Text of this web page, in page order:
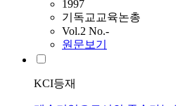
1997
기독교교육논총
Vol.2 No.-
원문보기
KCI등재